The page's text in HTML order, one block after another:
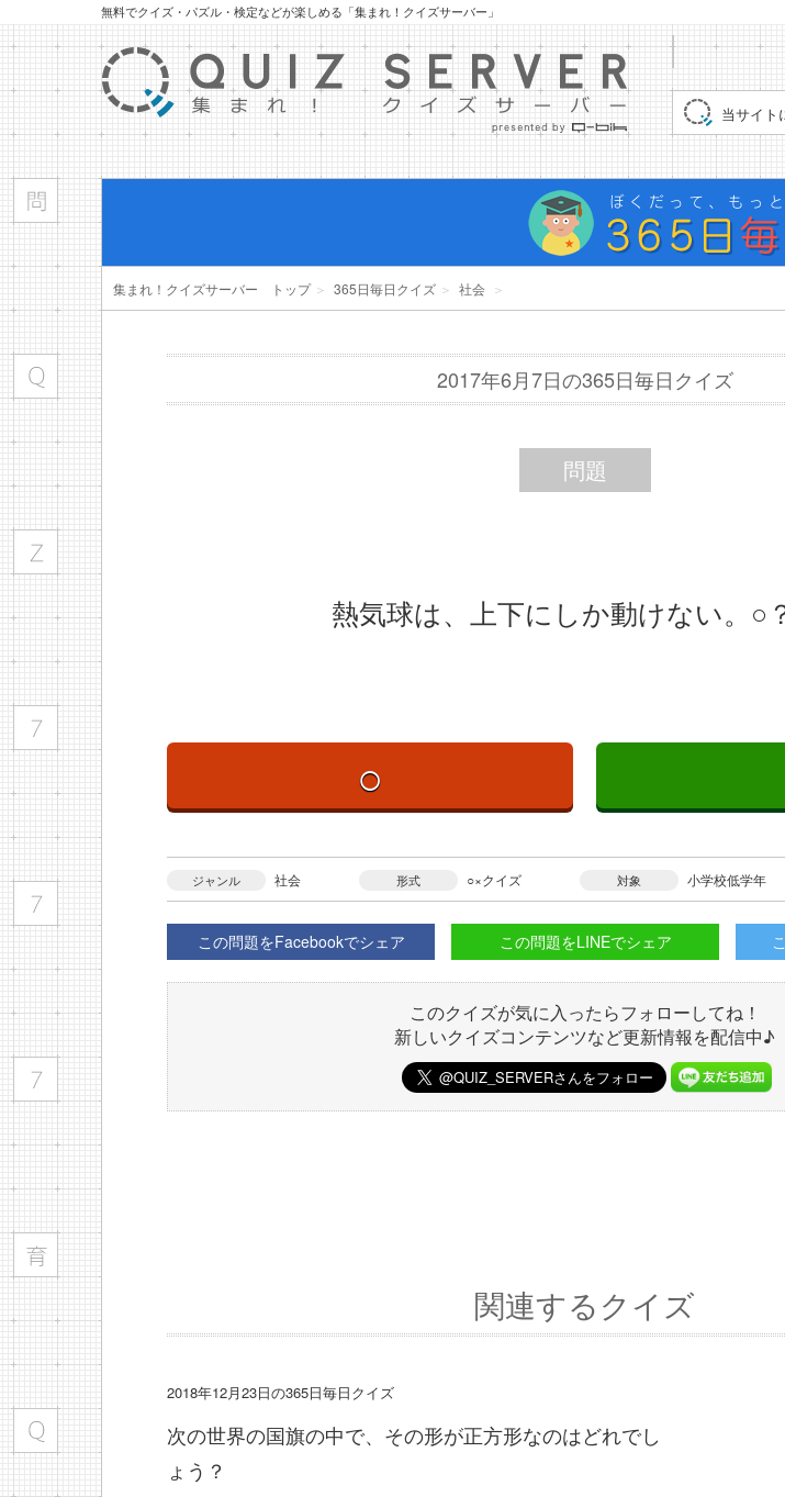
無料でクイズ・パズル・検定などが楽しめる「集まれ！クイズサーバー」
当サイト
集まれ！クイズサーバー トップ＞ 365日毎日クイズ ＞ 社会 ＞
2017年6月7日の365日毎日クイズ
問題
熱気球は、上下にしか動けない。○
○
ジャンル 社会 形式 ○×クイズ 対象 小学校低学年
この問題をFacebookでシェア この問題をLINEでシェア
このクイズが気に入ったらフォローしてね！
新しいクイズコンテンツなど更新情報を配信中♪
関連するクイズ
2018年12月23日の365日毎日クイズ
次の世界の国旗の中で、その形が正方形なのはどれでし
ょう？